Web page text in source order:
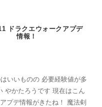
ドラクエウォークアプデ
情報！
いいものの 必要経験値が多
やかたろうです 現在はこん
デ情報がきたね！ 魔法剣